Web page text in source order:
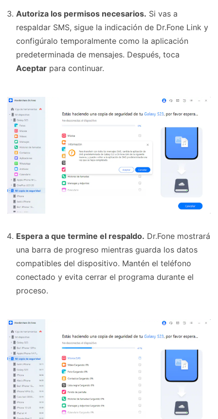
Autoriza los permisos necesarios. Si vas a
respaldar SMS, sigue la indicación de Dr.Fone Link y
configúralo temporalmente como la aplicación
predeterminada de mensajes. Después, toca
Aceptar para continuar.
Espera a que termine el respaldo. Dr.Fone mostrará
una barra de progreso mientras guarda los datos
compatibles del dispositivo. Mantén el teléfono
conectado y evita cerrar el programa durante el
proceso.